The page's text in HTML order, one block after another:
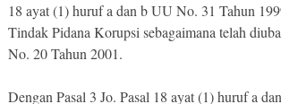
18 ayat (1) huruf a dan b UU No. 31 Tahun
Tindak Pidana Korupsi sebagaimana telah
No. 20 Tahun 2001.
Dengan Pasal 3 Jo. Pasal 18 ayat (1) huruf a